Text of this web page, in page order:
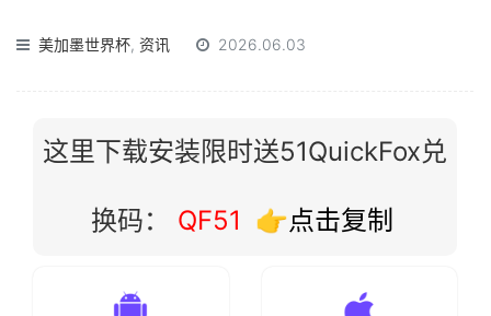
美加墨世界杯, 资讯 2026.06.03
这里下载安装限时送51QuickFox兑
换码： QF51 👉点击复制